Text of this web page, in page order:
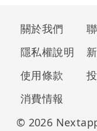
關於我們
隱私權說明
使用條款
消費情報
© 2026